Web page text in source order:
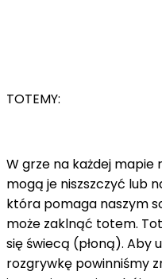
TOTEMY:
W grze na każdej mapie
mogą je niszszczyć lub
która pomaga naszym
może zaklnąć totem.
się świecą (płoną). Aby
rozgrywkę powinniśmy